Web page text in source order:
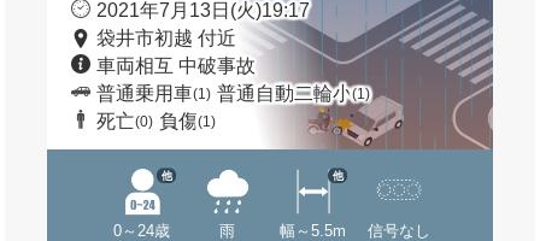
2021年7月13日(火)19:17
袋井市初越 付近
車両相互 中破事故
普通乗用車(1) 普通自動二輪小(1)
死亡(0) 負傷(1)
0～24歳
他
雨 幅～5.5m
他
信号なし